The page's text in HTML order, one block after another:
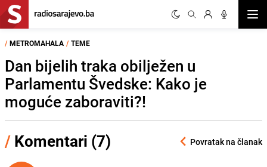
/ METROMAHALA / TEME
Dan bijelih traka obilježen u
Parlamentu Švedske: Kako je
moguće zaboraviti?!
/ Komentari (7) Povratak na članak